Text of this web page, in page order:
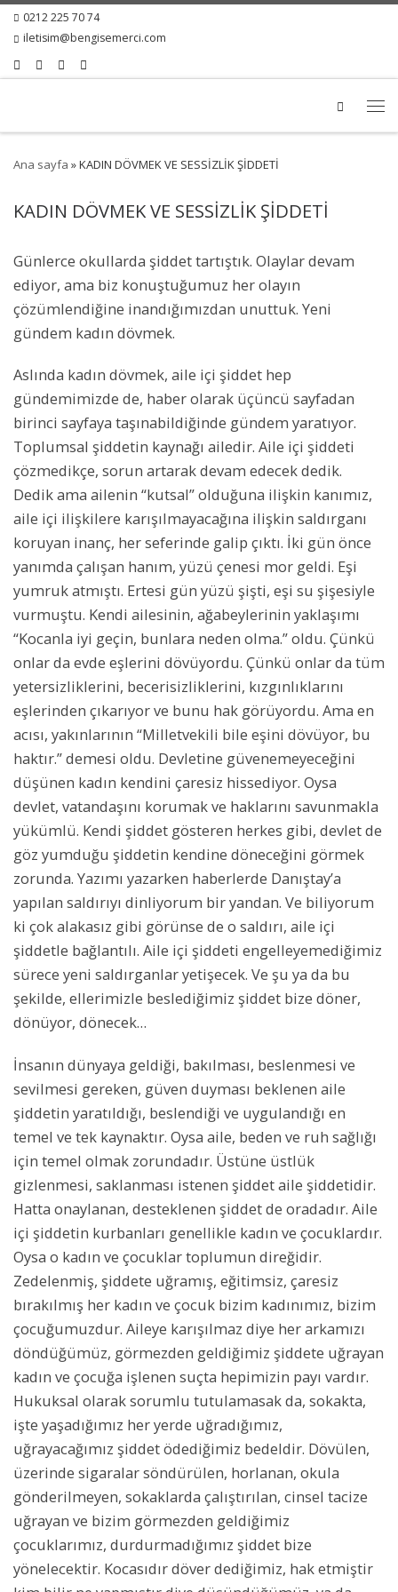
0212 225 70 74
iletisim@bengisemerci.com
Search
Ana sayfa »KADIN DÖVMEK VE SESSİZLİK ŞİDDETİ
KADIN DÖVMEK VE SESSİZLİK ŞİDDETİ
Günlerce okullarda şiddet tartıştık. Olaylar devam
ediyor, ama biz konuştuğumuz her olayın
çözümlendiğine inandığımızdan unuttuk. Yeni
gündem kadın dövmek.
Aslında kadın dövmek, aile içi şiddet hep
gündemimizde de, haber olarak üçüncü sayfadan
birinci sayfaya taşınabildiğinde gündem yaratıyor.
Toplumsal şiddetin kaynağı ailedir. Aile içi şiddeti
çözmedikçe, sorun artarak devam edecek dedik.
Dedik ama ailenin “kutsal” olduğuna ilişkin kanımız,
aile içi ilişkilere karışılmayacağına ilişkin saldırganı
koruyan inanç, her seferinde galip çıktı. İki gün önce
yanımda çalışan hanım, yüzü çenesi mor geldi. Eşi
yumruk atmıştı. Ertesi gün yüzü şişti, eşi su şişesiyle
vurmuştu. Kendi ailesinin, ağabeylerinin yaklaşımı
“Kocanla iyi geçin, bunlara neden olma.” oldu. Çünkü
onlar da evde eşlerini dövüyordu. Çünkü onlar da tüm
yetersizliklerini, becerisizliklerini, kızgınlıklarını
eşlerinden çıkarıyor ve bunu hak görüyordu. Ama en
acısı, yakınlarının “Milletvekili bile eşini dövüyor, bu
haktır.” demesi oldu. Devletine güvenemeyeceğini
düşünen kadın kendini çaresiz hissediyor. Oysa
devlet, vatandaşını korumak ve haklarını savunmakla
yükümlü. Kendi şiddet gösteren herkes gibi, devlet de
göz yumduğu şiddetin kendine döneceğini görmek
zorunda. Yazımı yazarken haberlerde Danıştay’a
yapılan saldırıyı dinliyorum bir yandan. Ve biliyorum
ki çok alakasız gibi görünse de o saldırı, aile içi
şiddetle bağlantılı. Aile içi şiddeti engelleyemediğimiz
sürece yeni saldırganlar yetişecek. Ve şu ya da bu
şekilde, ellerimizle beslediğimiz şiddet bize döner,
dönüyor, dönecek…
İnsanın dünyaya geldiği, bakılması, beslenmesi ve
sevilmesi gereken, güven duyması beklenen aile
şiddetin yaratıldığı, beslendiği ve uygulandığı en
temel ve tek kaynaktır. Oysa aile, beden ve ruh sağlığı
için temel olmak zorundadır. Üstüne üstlük
gizlenmesi, saklanması istenen şiddet aile şiddetidir.
Hatta onaylanan, desteklenen şiddet de oradadır. Aile
içi şiddetin kurbanları genellikle kadın ve çocuklardır.
Oysa o kadın ve çocuklar toplumun direğidir.
Zedelenmiş, şiddete uğramış, eğitimsiz, çaresiz
bırakılmış her kadın ve çocuk bizim kadınımız, bizim
çocuğumuzdur. Aileye karışılmaz diye her arkamızı
döndüğümüz, görmezden geldiğimiz şiddete uğrayan
kadın ve çocuğa işlenen suçta hepimizin payı vardır.
Hukuksal olarak sorumlu tutulamasak da, sokakta,
işte yaşadığımız her yerde uğradığımız,
uğrayacağımız şiddet ödediğimiz bedeldir. Dövülen,
üzerinde sigaralar söndürülen, horlanan, okula
gönderilmeyen, sokaklarda çalıştırılan, cinsel tacize
uğrayan ve bizim görmezden geldiğimiz
çocuklarımız, durdurmadığımız şiddet bize
yönelecektir. Kocasıdır döver dediğimiz, hak etmiştir